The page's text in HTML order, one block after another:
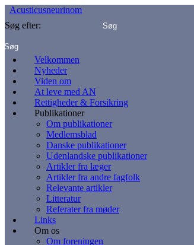
Acusticusneurinom
Søg efter:
Velkommen
Nyheder
Viden om
At leve med AN
Rettigheder & Forsikring
Publikationer
Om publikationer
Medlemsblad
Danske publikationer
Udenlandske publikationer
Artikler fra læger
Artikler fra andre fagfolk
Relevante artikler
Litteratur
Referater fra møder
Links
Om os
Om foreningen